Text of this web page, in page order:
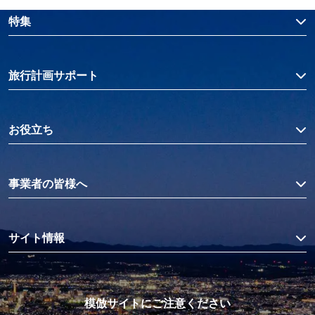
特集
旅行計画サポート
お役立ち
事業者の皆様へ
サイト情報
模倣サイトにご注意ください